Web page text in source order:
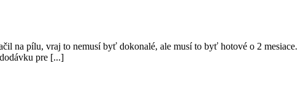
na pílu, vraj to nemusí byť dokonalé, ale musí to byť hotové o 2 mesiace.
pre [...]